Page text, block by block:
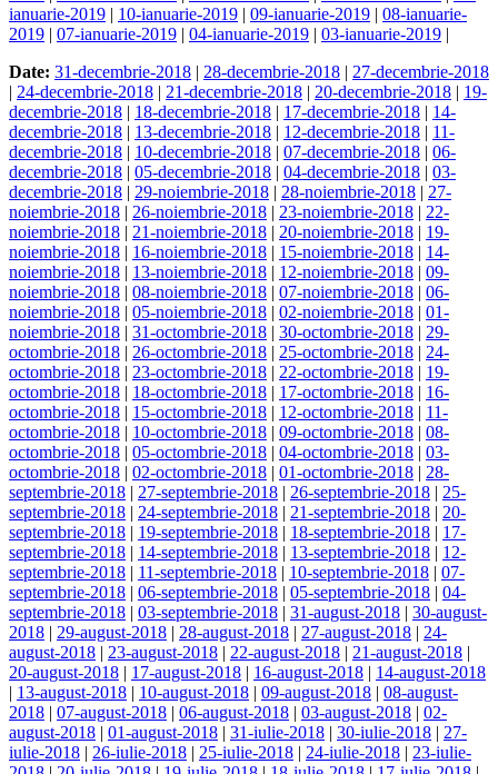
ianuarie-2019 | 10-ianuarie-2019 | 09-ianuarie-2019 | 08-ianuarie-
2019 | 07-ianuarie-2019 | 04-ianuarie-2019 | 03-ianuarie-2019 |
Date: 31-decembrie-2018 | 28-decembrie-2018 | 27-decembrie-2018
| 24-decembrie-2018 | 21-decembrie-2018 | 20-decembrie-2018 | 19-
decembrie-2018 | 18-decembrie-2018 | 17-decembrie-2018 | 14-
decembrie-2018 | 13-decembrie-2018 | 12-decembrie-2018 | 11-
decembrie-2018 | 10-decembrie-2018 | 07-decembrie-2018 | 06-
decembrie-2018 | 05-decembrie-2018 | 04-decembrie-2018 | 03-
decembrie-2018 | 29-noiembrie-2018 | 28-noiembrie-2018 | 27-
noiembrie-2018 | 26-noiembrie-2018 | 23-noiembrie-2018 | 22-
noiembrie-2018 | 21-noiembrie-2018 | 20-noiembrie-2018 | 19-
noiembrie-2018 | 16-noiembrie-2018 | 15-noiembrie-2018 | 14-
noiembrie-2018 | 13-noiembrie-2018 | 12-noiembrie-2018 | 09-
noiembrie-2018 | 08-noiembrie-2018 | 07-noiembrie-2018 | 06-
noiembrie-2018 | 05-noiembrie-2018 | 02-noiembrie-2018 | 01-
noiembrie-2018 | 31-octombrie-2018 | 30-octombrie-2018 | 29-
octombrie-2018 | 26-octombrie-2018 | 25-octombrie-2018 | 24-
octombrie-2018 | 23-octombrie-2018 | 22-octombrie-2018 | 19-
octombrie-2018 | 18-octombrie-2018 | 17-octombrie-2018 | 16-
octombrie-2018 | 15-octombrie-2018 | 12-octombrie-2018 | 11-
octombrie-2018 | 10-octombrie-2018 | 09-octombrie-2018 | 08-
octombrie-2018 | 05-octombrie-2018 | 04-octombrie-2018 | 03-
octombrie-2018 | 02-octombrie-2018 | 01-octombrie-2018 | 28-
septembrie-2018 | 27-septembrie-2018 | 26-septembrie-2018 | 25-
septembrie-2018 | 24-septembrie-2018 | 21-septembrie-2018 | 20-
septembrie-2018 | 19-septembrie-2018 | 18-septembrie-2018 | 17-
septembrie-2018 | 14-septembrie-2018 | 13-septembrie-2018 | 12-
septembrie-2018 | 11-septembrie-2018 | 10-septembrie-2018 | 07-
septembrie-2018 | 06-septembrie-2018 | 05-septembrie-2018 | 04-
septembrie-2018 | 03-septembrie-2018 | 31-august-2018 | 30-august-
2018 | 29-august-2018 | 28-august-2018 | 27-august-2018 | 24-
august-2018 | 23-august-2018 | 22-august-2018 | 21-august-2018 |
20-august-2018 | 17-august-2018 | 16-august-2018 | 14-august-2018
| 13-august-2018 | 10-august-2018 | 09-august-2018 | 08-august-
2018 | 07-august-2018 | 06-august-2018 | 03-august-2018 | 02-
august-2018 | 01-august-2018 | 31-iulie-2018 | 30-iulie-2018 | 27-
iulie-2018 | 26-iulie-2018 | 25-iulie-2018 | 24-iulie-2018 | 23-iulie-